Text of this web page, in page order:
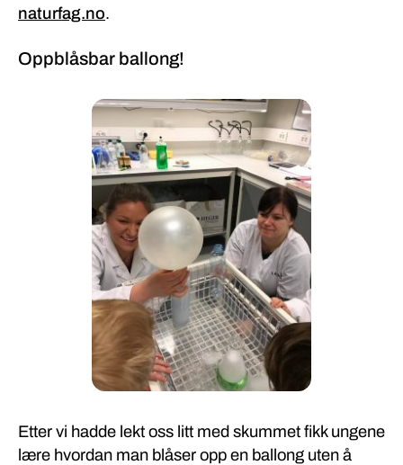
naturfag.no.
Oppblåsbar ballong!
Etter vi hadde lekt oss litt med skummet fikk ungene
lære hvordan man blåser opp en ballong uten å